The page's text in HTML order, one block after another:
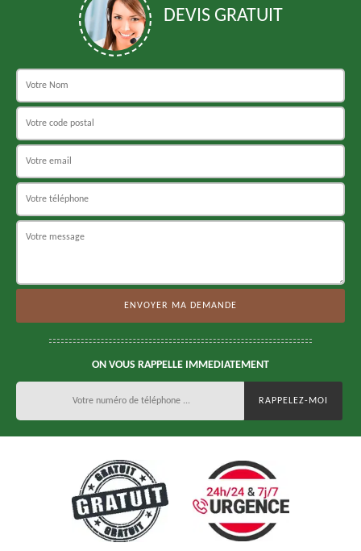
DEVIS GRATUIT
ON VOUS RAPPELLE IMMEDIATEMENT